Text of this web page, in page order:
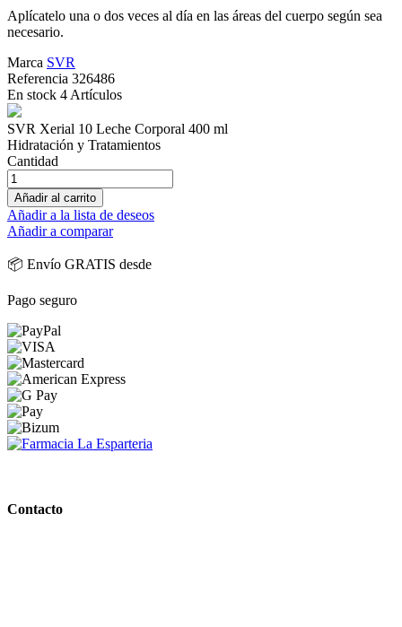
Aplícatelo una o dos veces al día en las áreas del cuerpo según sea
necesario.
Marca SVR
Referencia 326486
En stock 4 Artículos
SVR Xerial 10 Leche Corporal 400 ml
Hidratación y Tratamientos
Cantidad
Añadir al carrito
Añadir a la lista de deseos
Añadir a comparar
📦 Envío GRATIS desde
Pago seguro
Contacto